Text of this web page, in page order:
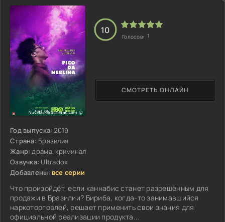
Год выпуска: 2019
Страна: Бразилия
Жанр: драма, криминал
Озвучка: Ultradox
Добавлены: все серии
Что произойдёт, если каннабис станет разрешённым для
продажи в Бразилии? Бириба, когда-то занимавшийся
наркоторговлей, решает применить свои знания для
официальной реализации продукта...
СМОТРЕТЬ ОНЛАЙН
10
Голосов: 1